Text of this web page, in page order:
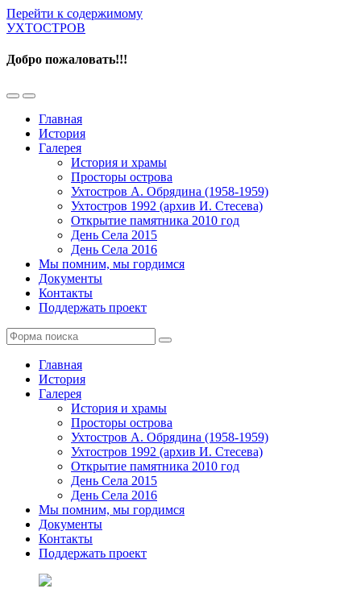
Перейти к содержимому
УХТОСТРОВ
Добро пожаловать!!!
Переключить
мобильное
меню
Переключить
поле
поиска
Главная
История
Галерея
История и храмы
Просторы острова
Ухтостров А. Обрядина (1958-1959)
Ухтостров 1992 (архив И. Стесева)
Открытие памятника 2010 год
День Села 2015
День Села 2016
Мы помним, мы гордимся
Документы
Контакты
Поддержать проект
Поиск
Главная
История
Галерея
История и храмы
Просторы острова
Ухтостров А. Обрядина (1958-1959)
Ухтостров 1992 (архив И. Стесева)
Открытие памятника 2010 год
День Села 2015
День Села 2016
Мы помним, мы гордимся
Документы
Контакты
Поддержать проект